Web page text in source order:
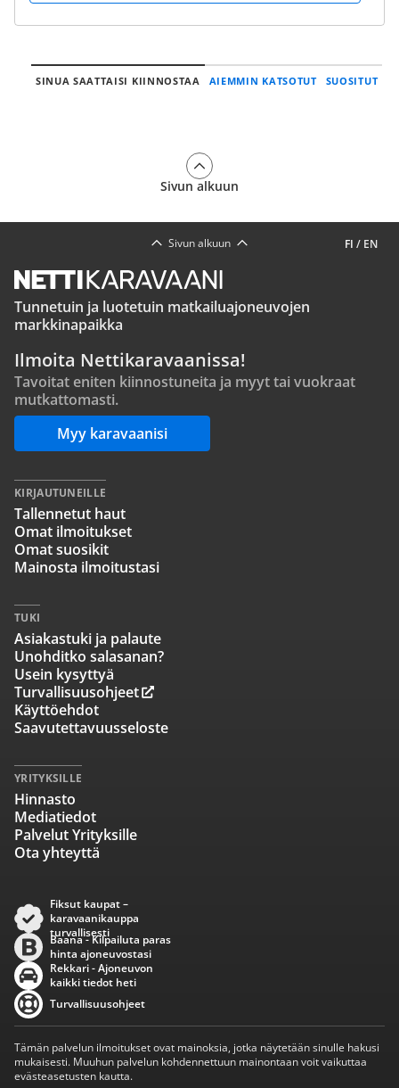
SINUA SAATTAISI KIINNOSTAA AIEMMIN KATSOTUT SUOSITUT
Sivun alkuun
FI / EN
Sivun alkuun
Tunnetuin ja luotetuin matkailuajoneuvojen
markkinapaikka
Ilmoita Nettikaravaanissa!
Tavoitat eniten kiinnostuneita ja myyt tai vuokraat
mutkattomasti.
Myy karavaanisi
KIRJAUTUNEILLE
Tallennetut haut
Omat ilmoitukset
Omat suosikit
Mainosta ilmoitustasi
TUKI
Asiakastuki ja palaute
Unohditko salasanan?
Usein kysyttyä
Turvallisuusohjeet
Käyttöehdot
Saavutettavuusseloste
YRITYKSILLE
Hinnasto
Mediatiedot
Palvelut Yrityksille
Ota yhteyttä
Fiksut kaupat –
karavaanikauppa
turvallisesti
Baana - Kilpailuta paras
hinta ajoneuvostasi
Rekkari - Ajoneuvon
kaikki tiedot heti
Turvallisuusohjeet
Tämän palvelun ilmoitukset ovat mainoksia, jotka näytetään sinulle hakusi
mukaisesti. Muuhun palvelun kohdennettuun mainontaan voit vaikuttaa
evästeasetusten kautta.